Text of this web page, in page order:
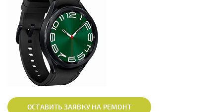
ОСТАВИТЬ ЗАЯВКУ НА РЕМОНТ